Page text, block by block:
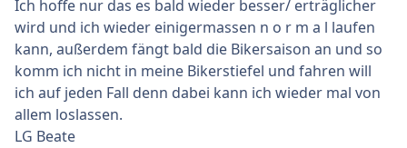
Ich hoffe nur das es bald wieder besser/ erträglicher
wird und ich wieder einigermassen n o r m a l laufen
kann, außerdem fängt bald die Bikersaison an und so
komm ich nicht in meine Bikerstiefel und fahren will
ich auf jeden Fall denn dabei kann ich wieder mal von
allem loslassen.
LG Beate